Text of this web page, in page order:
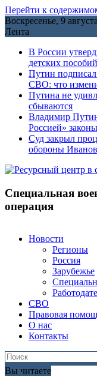
Перейти к
Воскресенье, 9
Лента
В России
детских пособий
Путин подписал
СВО: что
Путина не
сбываются
Владимир
Россией»
Cуд закрыл
обороны
Специальная
операция
Новости
Регионы
Россия
Зарубежье
СВО
Правовая
О нас
Контакты
Вы читаете